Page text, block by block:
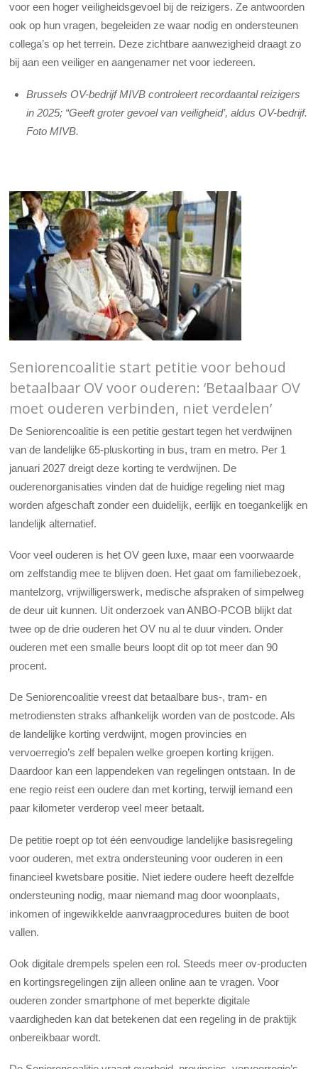
voor een hoger veiligheidsgevoel bij de reizigers. Ze antwoorden
ook op hun vragen, begeleiden ze waar nodig en ondersteunen
collega’s op het terrein. Deze zichtbare aanwezigheid draagt zo
bij aan een veiliger en aangenamer net voor iedereen.
Brussels OV-bedrijf MIVB controleert recordaantal reizigers
in 2025; “Geeft groter gevoel van veiligheid’, aldus OV-bedrijf.
Foto MIVB.
Seniorencoalitie start petitie voor behoud
betaalbaar OV voor ouderen: ‘Betaalbaar OV
moet ouderen verbinden, niet verdelen’
De Seniorencoalitie is een petitie gestart tegen het verdwijnen
van de landelijke 65-pluskorting in bus, tram en metro. Per 1
januari 2027 dreigt deze korting te verdwijnen. De
ouderenorganisaties vinden dat de huidige regeling niet mag
worden afgeschaft zonder een duidelijk, eerlijk en toegankelijk en
landelijk alternatief.
Voor veel ouderen is het OV geen luxe, maar een voorwaarde
om zelfstandig mee te blijven doen. Het gaat om familiebezoek,
mantelzorg, vrijwilligerswerk, medische afspraken of simpelweg
de deur uit kunnen. Uit onderzoek van ANBO-PCOB blijkt dat
twee op de drie ouderen het OV nu al te duur vinden. Onder
ouderen met een smalle beurs loopt dit op tot meer dan 90
procent.
De Seniorencoalitie vreest dat betaalbare bus-, tram- en
metrodiensten straks afhankelijk worden van de postcode. Als
de landelijke korting verdwijnt, mogen provincies en
vervoerregio’s zelf bepalen welke groepen korting krijgen.
Daardoor kan een lappendeken van regelingen ontstaan. In de
ene regio reist een oudere dan met korting, terwijl iemand een
paar kilometer verderop veel meer betaalt.
De petitie roept op tot één eenvoudige landelijke basisregeling
voor ouderen, met extra ondersteuning voor ouderen in een
financieel kwetsbare positie. Niet iedere oudere heeft dezelfde
ondersteuning nodig, maar niemand mag door woonplaats,
inkomen of ingewikkelde aanvraagprocedures buiten de boot
vallen.
Ook digitale drempels spelen een rol. Steeds meer ov-producten
en kortingsregelingen zijn alleen online aan te vragen. Voor
ouderen zonder smartphone of met beperkte digitale
vaardigheden kan dat betekenen dat een regeling in de praktijk
onbereikbaar wordt.